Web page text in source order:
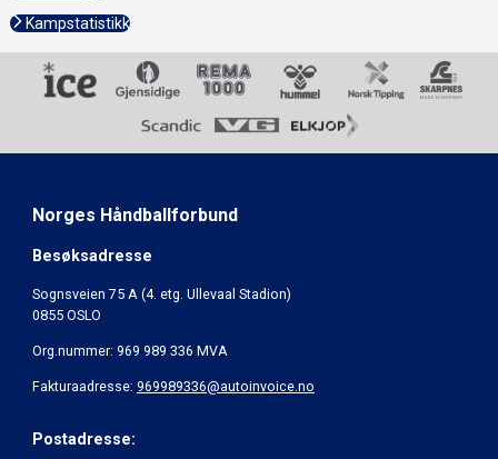
Kampstatistikk
Norges Håndballforbund
Besøksadresse
Sognsveien 75 A (4. etg. Ullevaal Stadion)
0855 OSLO
Org.nummer: 969 989 336 MVA
Fakturaadresse: 969989336@autoinvoice.no
Postadresse: